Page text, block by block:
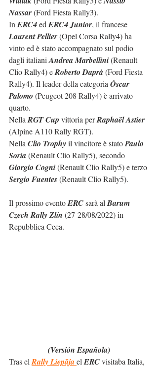
Nassar (Ford Fiesta Rally3).
In ERC4 ed ERC4 Junior, il francese
Laurent Pellier (Opel Corsa Rally4) ha
vinto ed è stato accompagnato sul podio
dagli italiani Andrea Marbellini (Renault
Clio Rally4) e Roberto Daprà (Ford Fiesta
Rally4). Il leader della categoria Óscar
Palomo (Peugeot 208 Rally4) è arrivato
quarto.
Nella RGT Cup vittoria per Raphaël Astier
(Alpine A110 Rally RGT).
Nella Clio Trophy il vincitore è stato Paulo
Soria (Renault Clio Rally5), secondo
Giorgio Cogni (Renault Clio Rally5) e terzo
Sergio Fuentes (Renault Clio Rally5).
Il prossimo evento ERC sarà al Barum
Czech Rally Zlín (27-28/08/2022) in
Repubblica Ceca.
(Versión Española)
Tras el Rally Liepājael ERC visitaba Italia,